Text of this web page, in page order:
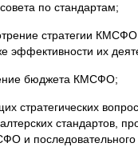
по стандартам;
стратегии КМСФО
эффективности их
бюджета КМСФО;
стратегических
стандартов,
и